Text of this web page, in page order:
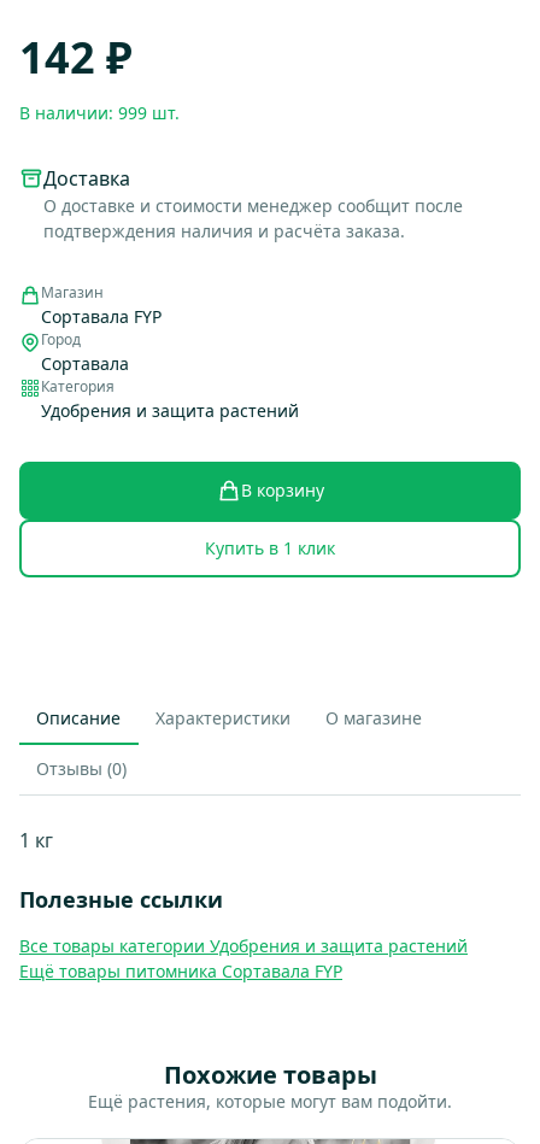
142 ₽
В наличии: 999 шт.
Доставка
О доставке и стоимости менеджер сообщит после
подтверждения наличия и расчёта заказа.
Магазин
Сортавала FYP
Город
Сортавала
Категория
Удобрения и защита растений
В корзину
Купить в 1 клик
Описание Характеристики О магазине
Отзывы (0)
1 кг
Полезные ссылки
Все товары категории Удобрения и защита растений
Ещё товары питомника Сортавала FYP
Похожие товары
Ещё растения, которые могут вам подойти.